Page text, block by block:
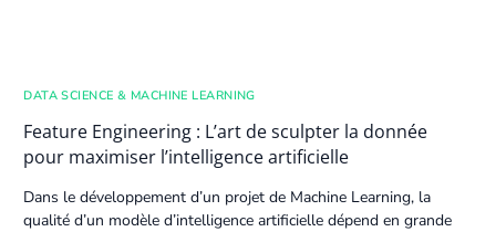
DATA SCIENCE & MACHINE LEARNING
Feature Engineering : L’art de sculpter la donnée
pour maximiser l’intelligence artificielle
Dans le développement d’un projet de Machine Learning, la
qualité d’un modèle d’intelligence artificielle dépend en grande